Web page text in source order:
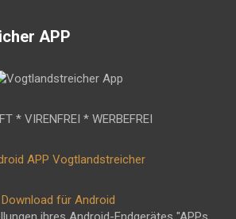
APP
* VIRENFREI * WERBEFREI
Download für Android